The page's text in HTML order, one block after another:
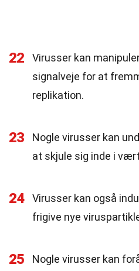
22
Virusser kan
signalveje for at
replikation.
23
Nogle virusser kan
at skjule sig inde i
24
Virusser kan også
frigive nye
25
Nogle virusser kan